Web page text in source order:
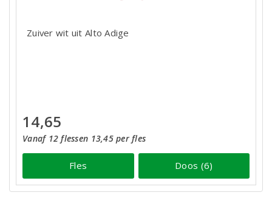
Zuiver wit uit Alto Adige
14,65
Vanaf 12 flessen 13,45 per fles
Fles Doos (6)